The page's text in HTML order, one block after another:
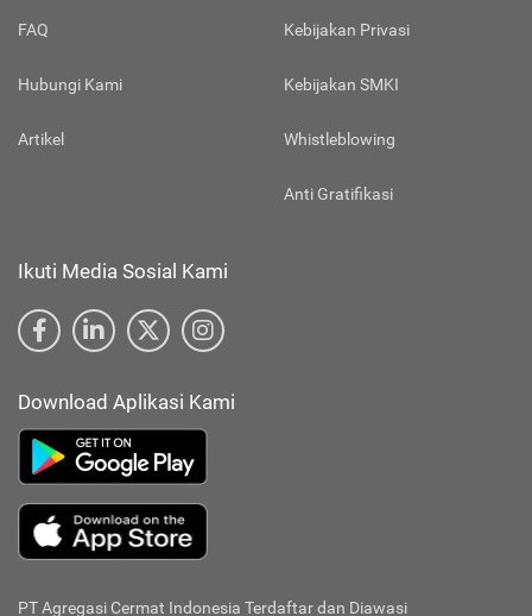
FAQ
Hubungi Kami
Artikel
Kebijakan Privasi
Kebijakan SMKI
Whistleblowing
Anti Gratifikasi
Ikuti Media Sosial Kami
Download Aplikasi Kami
PT Agregasi Cermat Indonesia Terdaftar dan Diawasi